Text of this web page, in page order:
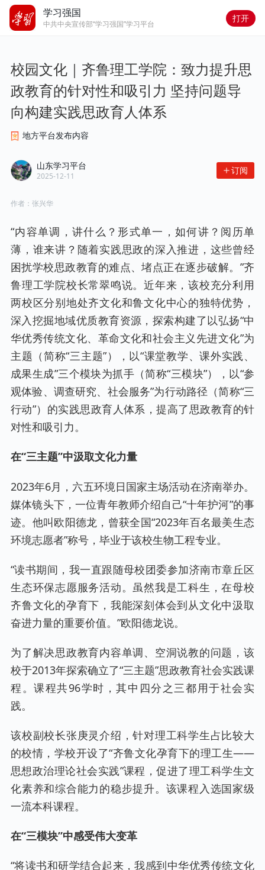
学习强国
中共中央宣传部“学习强国”学习平台
打开
校园文化｜齐鲁理工学院：致力提升思
政教育的针对性和吸引力 坚持问题导
向构建实践思政育人体系
地方平台发布内容
山东学习平台
2025-12-11
订阅
作者： 张兴华
“内容单调，讲什么？形式单一，如何讲？阅历单
薄，谁来讲？随着实践思政的深入推进，这些曾经
困扰学校思政教育的难点、堵点正在逐步破解。”齐
鲁理工学院校长常翠鸣说。近年来，该校充分利用
两校区分别地处齐文化和鲁文化中心的独特优势，
深入挖掘地域优质教育资源，探索构建了以弘扬“中
华优秀传统文化、革命文化和社会主义先进文化”为
主题（简称“三主题”），以“课堂教学、课外实践、
成果生成”三个模块为抓手（简称“三模块”），以“参
观体验、调查研究、社会服务”为行动路径（简称“三
行动”）的实践思政育人体系，提高了思政教育的针
对性和吸引力。
在“三主题”中汲取文化力量
2023年6月，六五环境日国家主场活动在济南举办。
媒体镜头下，一位青年教师介绍自己“十年护河”的事
迹。他叫欧阳德龙，曾获全国“2023年百名最美生态
环境志愿者”称号，毕业于该校生物工程专业。
“读书期间，我一直跟随母校团委参加济南市章丘区
生态环保志愿服务活动。虽然我是工科生，在母校
齐鲁文化的孕育下，我能深刻体会到从文化中汲取
奋进力量的重要价值。”欧阳德龙说。
为了解决思政教育内容单调、空洞说教的问题，该
校于2013年探索确立了“三主题”思政教育社会实践课
程。课程共96学时，其中四分之三都用于社会实
践。
该校副校长张庚灵介绍，针对理工科学生占比较大
的校情，学校开设了“齐鲁文化孕育下的理工生——
思想政治理论社会实践”课程，促进了理工科学生文
化素养和综合能力的稳步提升。该课程入选国家级
一流本科课程。
在“三模块”中感受伟大变革
“将读书和研学结合起来，我感到中华优秀传统文化